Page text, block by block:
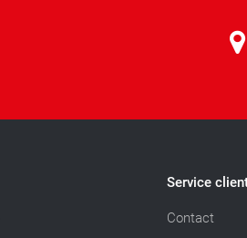
Service
Contact